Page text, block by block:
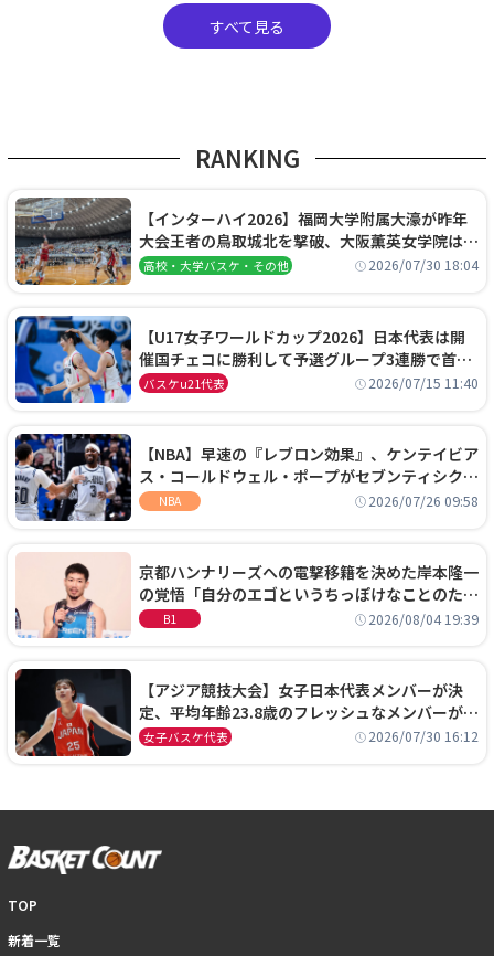
すべて見る
RANKING
【インターハイ2026】福岡大学附属大濠が昨年
大会王者の鳥取城北を撃破、大阪薫英女学院は岐
阜女子に完勝、大会3日目試合結果
高校・大学バスケ・その他 2026/07/30 18:04
【U17女子ワールドカップ2026】日本代表は開
催国チェコに勝利して予選グループ3連勝で首位
通過！準々決勝の相手はエジプトに決定
バスケu21代表 2026/07/15 11:40
【NBA】早速の『レブロン効果』、ケンテイビア
ス・コールドウェル・ポープがセブンティシクサ
ーズに1年契約で加入
NBA 2026/07/26 09:58
京都ハンナリーズへの電撃移籍を決めた岸本隆一
の覚悟「自分のエゴというちっぽけなことのため
に、京都に来たわけではない」
B1 2026/08/04 19:39
【アジア競技大会】女子日本代表メンバーが決
定、平均年齢23.8歳のフレッシュなメンバーが日
本開催の大舞台で頂点を狙う
女子バスケ代表 2026/07/30 16:12
TOP
新着一覧